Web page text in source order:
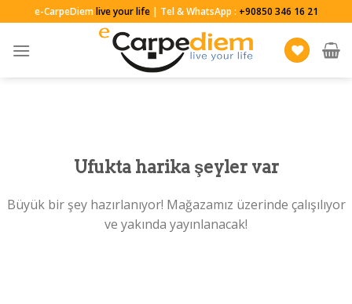
to
content
e-CarpeDiemlive your life| Tel & WhatsApp : +90850 346 16 21
Ufukta harika şeyler var
Büyük bir şey hazırlanıyor! Mağazamız üzerinde çalışılıyor
ve yakında yayınlanacak!